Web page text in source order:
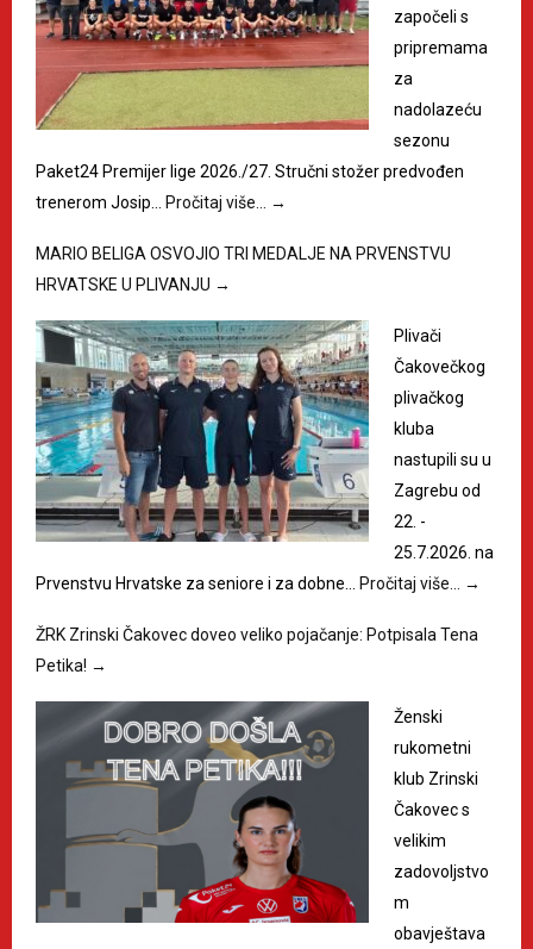
započeli s
pripremama
za
nadolazeću
sezonu
Paket24 Premijer lige 2026./27. Stručni stožer predvođen
trenerom Josip…
Pročitaj više… →
MARIO BELIGA OSVOJIO TRI MEDALJE NA PRVENSTVU
HRVATSKE U PLIVANJU →
Plivači
Čakovečkog
plivačkog
kluba
nastupili su u
Zagrebu od
22. -
25.7.2026. na
Prvenstvu Hrvatske za seniore i za dobne…
Pročitaj više… →
ŽRK Zrinski Čakovec doveo veliko pojačanje: Potpisala Tena
Petika! →
Ženski
rukometni
klub Zrinski
Čakovec s
velikim
zadovoljstvo
m
obavještava